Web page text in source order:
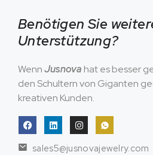
Benötigen Sie
Unterstützung?
WennJusnova hat es besser
den Schultern von Giganten
kreativen Kunden.
sales5@jusnovajewelry.com